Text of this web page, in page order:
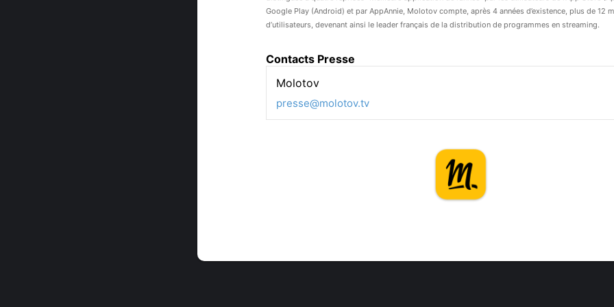
Google Play (Android) et par AppAnnie, Molotov compte, après 4 années d’existence, plus de 12
d’utilisateurs, devenant ainsi le leader français de la distribution de programmes en streaming.
Contacts Presse
Molotov
presse@molotov.tv